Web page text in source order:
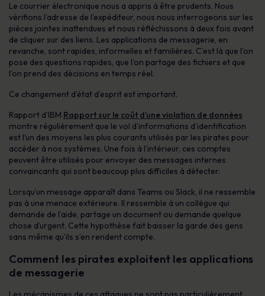
Le courrier électronique nous a appris à être prudents. Nous
vérifions l’adresse de l’expéditeur, nous nous interrogeons sur les
pièces jointes inattendues et nous réfléchissons à deux fois avant
de cliquer sur des liens. Les applications de messagerie, en
revanche, sont rapides, informelles et familières. C’est là que l’on
pose des questions rapides, que l’on partage des fichiers et que
l’on prend des décisions en temps réel.
Ce changement d’état d’esprit est important.
Rapport d’IBM Rapport sur le coût d’une violation de données
montre régulièrement que le vol d’informations d’identification
est l’un des moyens les plus courants utilisés par les pirates pour
accéder à nos systèmes. Une fois à l’intérieur, ces comptes
peuvent être utilisés pour envoyer des messages internes
convaincants qui sont beaucoup plus difficiles à détecter.
Lorsqu’un message apparaît dans Teams ou Slack, il ne ressemble
pas à une menace extérieure. Il ressemble à un collègue qui
demande de l’aide, partage un document ou demande quelque
chose d’urgent. Cette hypothèse fait baisser la garde des gens
sans même qu’ils s’en rendent compte.
Comment les pirates exploitent les applications
de messagerie